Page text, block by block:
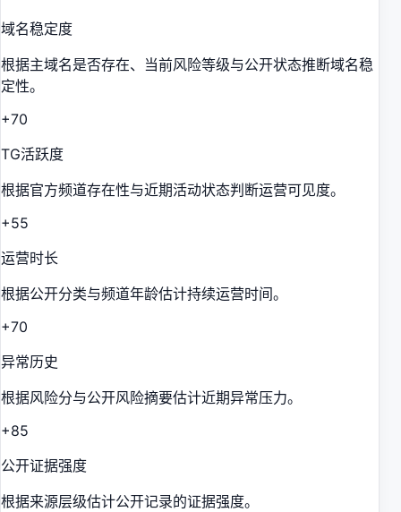
域名稳定度
根据主域名是否存在、当前风险等级与公开状态推断域名稳
定性。
+70
TG活跃度
根据官方频道存在性与近期活动状态判断运营可见度。
+55
运营时长
根据公开分类与频道年龄估计持续运营时间。
+70
异常历史
根据风险分与公开风险摘要估计近期异常压力。
+85
公开证据强度
根据来源层级估计公开记录的证据强度。